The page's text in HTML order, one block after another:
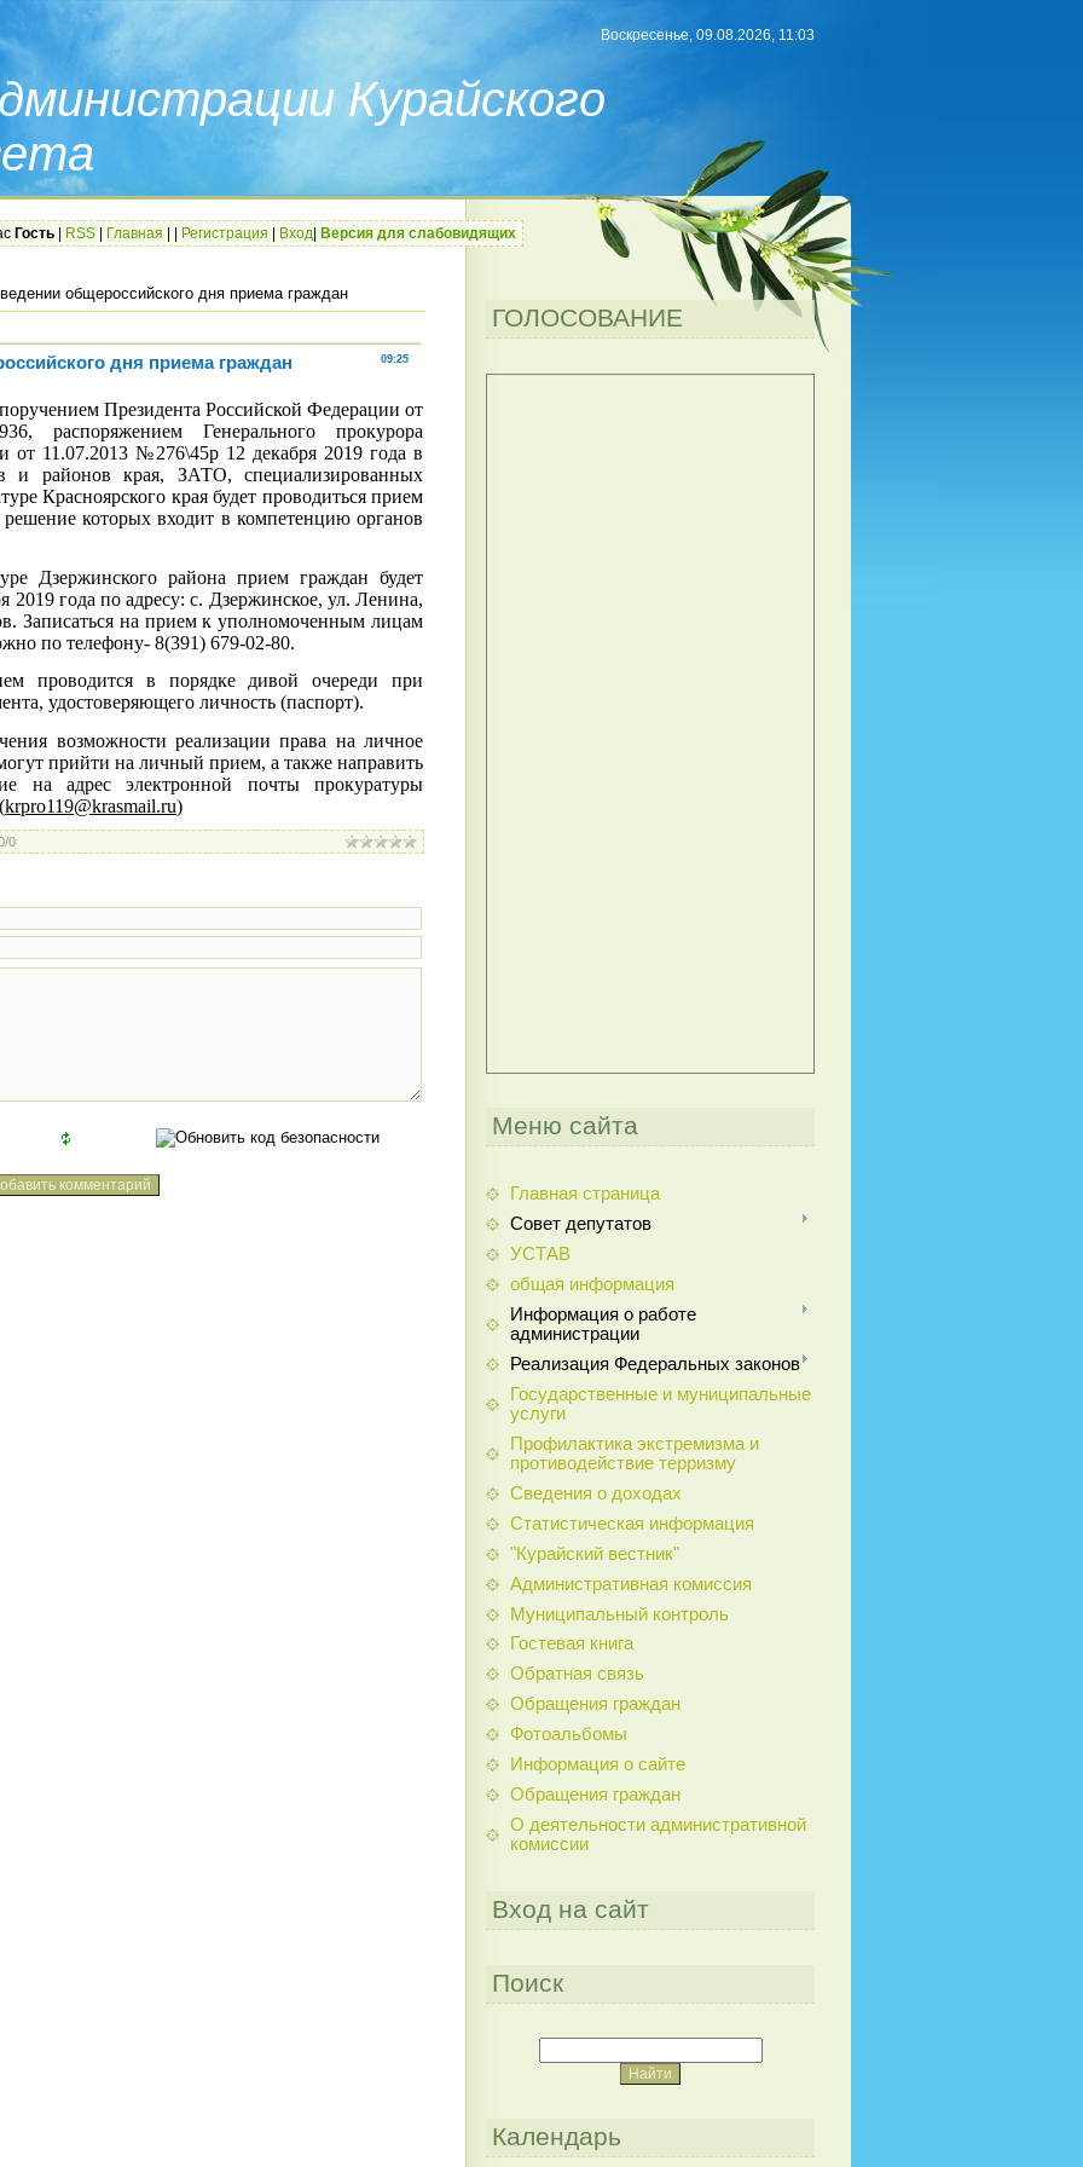
Курайского
Воскресенье, 09.08.2026, 11:03
Гость RSS Главная Регистрация Вход Версия для слабовидящих
общероссийского дня приема граждан
09:25
дня приема граждан
Президента Российской Федерации от
распоряжением Генерального прокурора
от 11.07.2013 №276\45р 12 декабря 2019 года в
и районов края, ЗАТО, специализированных
Красноярского края будет проводиться прием
которых входит в компетенцию органов
района прием граждан будет
2019 года по адресу: с. Дзержинское, ул. Ленина,
Записаться на прием к уполномоченным лицам
по телефону- 8(391) 679-02-80.
в порядке дивой очереди при
удостоверяющего личность (паспорт).
возможности реализации права на личное
прийти на личный прием, а также направить
на адрес электронной почты прокуратуры
krpro119@krasmail.ru)
/0
ГОЛОСОВАНИЕ
Меню сайта
Главная страница
Совет депутатов
УСТАВ
общая информация
Информация о работе
администрации
Реализация Федеральных законов
Государственные и муниципальные
услуги
Профилактика экстремизма и
противодействие терризму
Сведения о доходах
Статистическая информация
"Курайский вестник"
Административная комиссия
Муниципальный контроль
Гостевая книга
Обратная связь
Обращения граждан
Фотоальбомы
Информация о сайте
Обращения граждан
О деятельности административной
комиссии
Вход на сайт
Поиск
Календарь